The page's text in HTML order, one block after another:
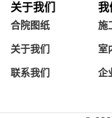
关于我们
合院图纸
关于我们
联系我们
我
施
室
企